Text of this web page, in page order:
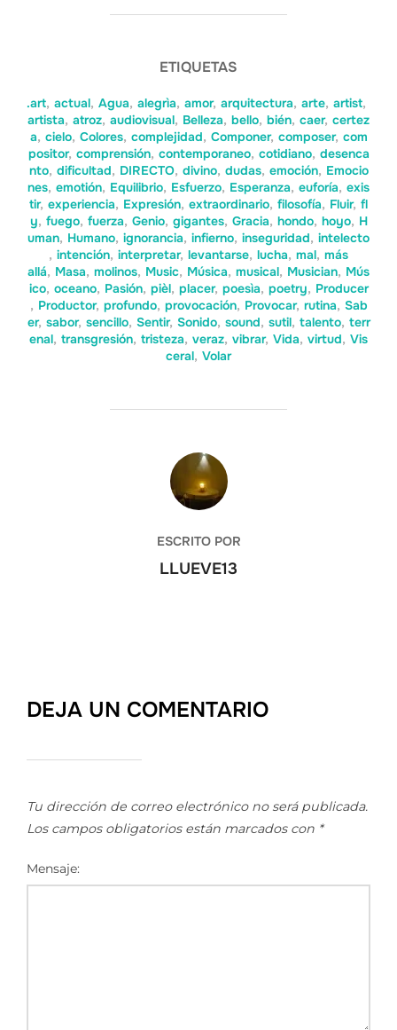
ETIQUETAS
.art, actual, Agua, alegrìa, amor, arquitectura, arte, artist,
artista, atroz, audiovisual, Belleza, bello, bién, caer, certez
a, cielo, Colores, complejidad, Componer, composer, com
positor, comprensión, contemporaneo, cotidiano, desenca
nto, dificultad, DIRECTO, divino, dudas, emoción, Emocio
nes, emotión, Equilibrio, Esfuerzo, Esperanza, euforía, exis
tir, experiencia, Expresión, extraordinario, filosofía, Fluir, fl
y, fuego, fuerza, Genio, gigantes, Gracia, hondo, hoyo, H
uman, Humano, ignorancia, infierno, inseguridad, intelecto
, intención, interpretar, levantarse, lucha, mal, más
allá, Masa, molinos, Music, Música, musical, Musician, Mús
ico, oceano, Pasión, pièl, placer, poesìa, poetry, Producer
, Productor, profundo, provocación, Provocar, rutina, Sab
er, sabor, sencillo, Sentir, Sonido, sound, sutil, talento, terr
enal, transgresión, tristeza, veraz, vibrar, Vida, virtud, Vis
ceral, Volar
AUTOR DE LA ENTRADA
ESCRITO POR
LLUEVE13
DEJA UN COMENTARIO
Tu dirección de correo electrónico no será publicada.
Los campos obligatorios están marcados con *
Mensaje: